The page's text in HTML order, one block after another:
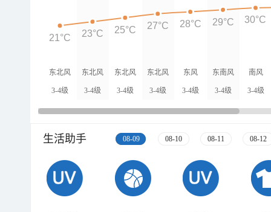
东北风
3-4级
东北风
3-4级
东北风
3-4级
东北风
3-4级
东风
3-4级
东南风
3-4级
南风
3-4级
21°C 23°C 25°C 27°C 28°C 29°C 30°C
生活助手 08-09 08-10 08-11 08-12